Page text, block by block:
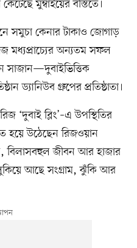
মুম্বাইয়ের বস্তিতে।
সমুচা কেনার টাকাও জোগাড়
মধ্যপ্রাচ্যের অন্যতম সফল
সাজান—দুবাইভিত্তিক
ড্যানিউব গ্রুপের প্রতিষ্ঠাতা।
‘দুবাই ব্লিং’–এ উপস্থিতির
হয়ে উঠেছেন রিজওয়ান
বিলাসবহুল জীবন আর হাজার
আছে সংগ্রাম, ঝুঁকি আর